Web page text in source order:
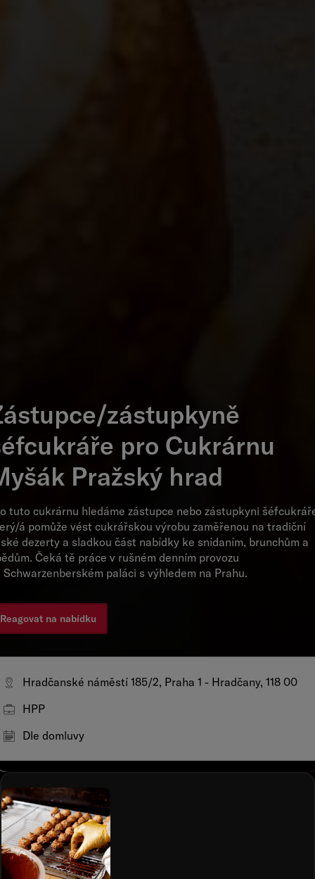
zástupkyně
pro Cukrárnu
Pražský hrad
tuto cukrárnu hledáme zástupce nebo zástupkyni
á pomůže vést cukrářskou výrobu zaměřenou na tradiční
dezerty a sladkou část nabídky ke snídaním, brunchům a
Čeká tě práce v rušném denním provozu
Schwarzenberském paláci s výhledem na Prahu.
Reagovat na nabídku
Hradčanské náměstí 185/2, Praha 1 - Hradčany, 118 00
HPP
Dle domluvy